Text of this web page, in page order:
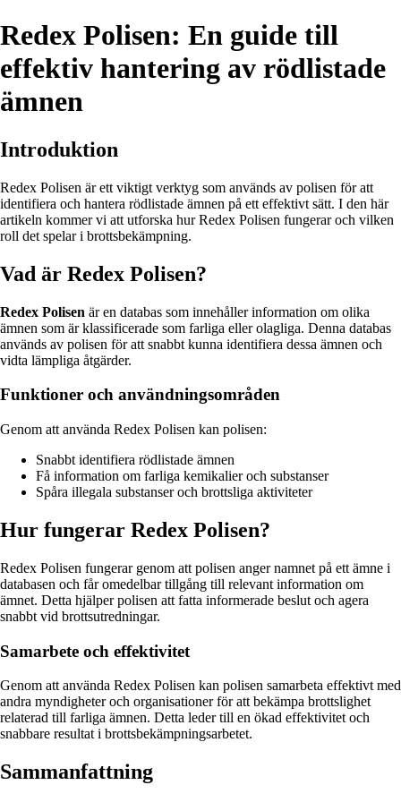
Redex Polisen: En guide till
effektiv hantering av rödlistade
ämnen
Introduktion
Redex Polisen är ett viktigt verktyg som används av polisen för att
identifiera och hantera rödlistade ämnen på ett effektivt sätt. I den här
artikeln kommer vi att utforska hur Redex Polisen fungerar och vilken
roll det spelar i brottsbekämpning.
Vad är Redex Polisen?
Redex Polisen är en databas som innehåller information om olika
ämnen som är klassificerade som farliga eller olagliga. Denna databas
används av polisen för att snabbt kunna identifiera dessa ämnen och
vidta lämpliga åtgärder.
Funktioner och användningsområden
Genom att använda Redex Polisen kan polisen:
Snabbt identifiera rödlistade ämnen
Få information om farliga kemikalier och substanser
Spåra illegala substanser och brottsliga aktiviteter
Hur fungerar Redex Polisen?
Redex Polisen fungerar genom att polisen anger namnet på ett ämne i
databasen och får omedelbar tillgång till relevant information om
ämnet. Detta hjälper polisen att fatta informerade beslut och agera
snabbt vid brottsutredningar.
Samarbete och effektivitet
Genom att använda Redex Polisen kan polisen samarbeta effektivt med
andra myndigheter och organisationer för att bekämpa brottslighet
relaterad till farliga ämnen. Detta leder till en ökad effektivitet och
snabbare resultat i brottsbekämpningsarbetet.
Sammanfattning